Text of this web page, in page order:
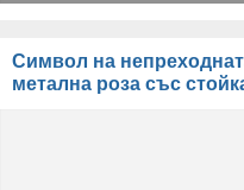
Символ на
метална роза със